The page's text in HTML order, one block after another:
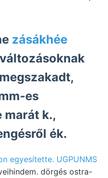
zásákhée
változásoknak
es
marát k.,
ék.
egyesítette. UGPUNMS
dörgés ostra-